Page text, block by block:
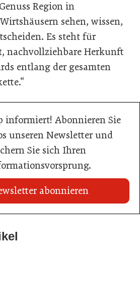
Region in
sehen, wissen,
Es steht für
nachvollziehbare Herkunft
entlang der gesamten
informiert! Abonnieren Sie
unseren Newsletter und
Sie sich Ihren
abonnieren
für Ihren Betrieb ein